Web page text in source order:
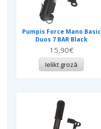
Pumpis Force Mano Basic
Duos 7 BAR Black
15,90€
Ielikt grozā